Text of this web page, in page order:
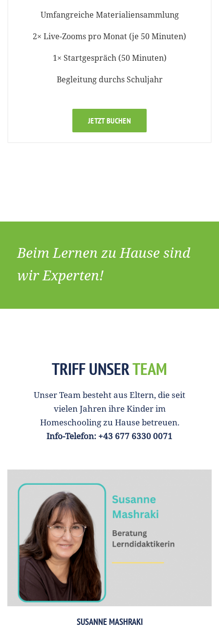
Umfangreiche Materialiensammlung
2× Live-Zooms pro Monat (je 50 Minuten)
1× Startgespräch (50 Minuten)
Begleitung durchs Schuljahr
JETZT BUCHEN
Beim Lernen zu Hause sind
wir Experten!
TRIFF UNSERTEAM
Unser Team besteht aus Eltern, die seit
vielen Jahren ihre Kinder im
Homeschooling zu Hause betreuen.
Info-Telefon: +43 677 6330 0071
SUSANNE MASHRAKI